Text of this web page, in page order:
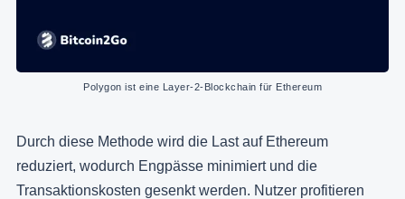
Polygon ist eine Layer-2-Blockchain für Ethereum
Durch diese Methode wird die Last auf Ethereum
reduziert, wodurch Engpässe minimiert und die
Transaktionskosten gesenkt werden. Nutzer profitieren